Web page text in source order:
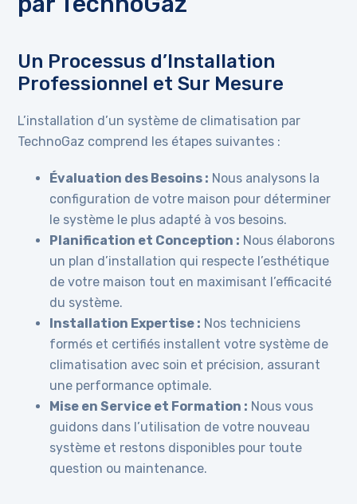
Un Processus d’Installation
Professionnel et Sur Mesure
L’installation d’un système de climatisation par
TechnoGaz comprend les étapes suivantes :
Évaluation des Besoins : Nous analysons la
configuration de votre maison pour déterminer
le système le plus adapté à vos besoins.
Planification et Conception : Nous élaborons
un plan d’installation qui respecte l’esthétique
de votre maison tout en maximisant l’efficacité
du système.
Installation Expertise : Nos techniciens
formés et certifiés installent votre système de
climatisation avec soin et précision, assurant
une performance optimale.
Mise en Service et Formation : Nous vous
guidons dans l’utilisation de votre nouveau
système et restons disponibles pour toute
question ou maintenance.